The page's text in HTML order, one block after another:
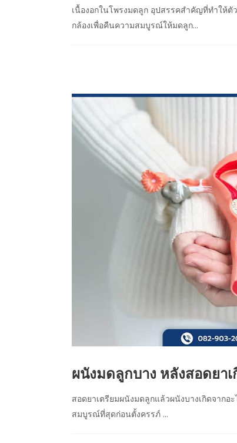
เนื้องอกในโพรงมดลูก อุปสรรคสำคัญที่ทำให้ตั
กล้องเพื่อคืนความสมบูรณ์ให้มดลูก...
ผนังมดลูกบาง หลังสอดยา
สอดยาเตรียมผนังมดลูกแล้วผนังบางเกิดจาก
สมบูรณ์ที่สุดก่อนตั้งครรภ์ ...